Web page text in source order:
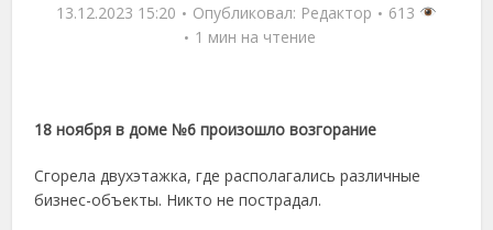
13.12.2023 15:20 Опубликовал: Редактор
613
1 мин на чтение
18 ноября в доме №6 произошло возгорание
Сгорела двухэтажка, где располагались различные
бизнес-объекты. Никто не пострадал.